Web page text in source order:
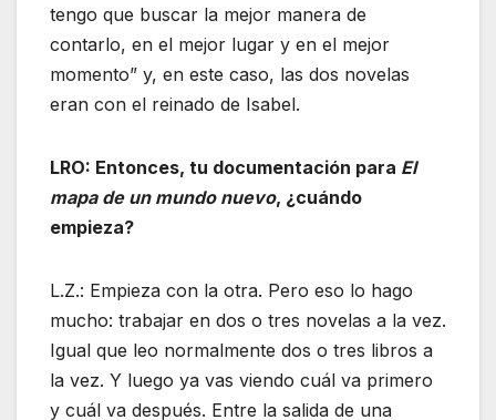
tengo que buscar la mejor manera de
contarlo, en el mejor lugar y en el mejor
momento” y, en este caso, las dos novelas
eran con el reinado de Isabel.
LRO: Entonces, tu documentación para El
mapa de un mundo nuevo, ¿cuándo
empieza?
L.Z.: Empieza con la otra. Pero eso lo hago
mucho: trabajar en dos o tres novelas a la vez.
Igual que leo normalmente dos o tres libros a
la vez. Y luego ya vas viendo cuál va primero
y cuál va después. Entre la salida de una